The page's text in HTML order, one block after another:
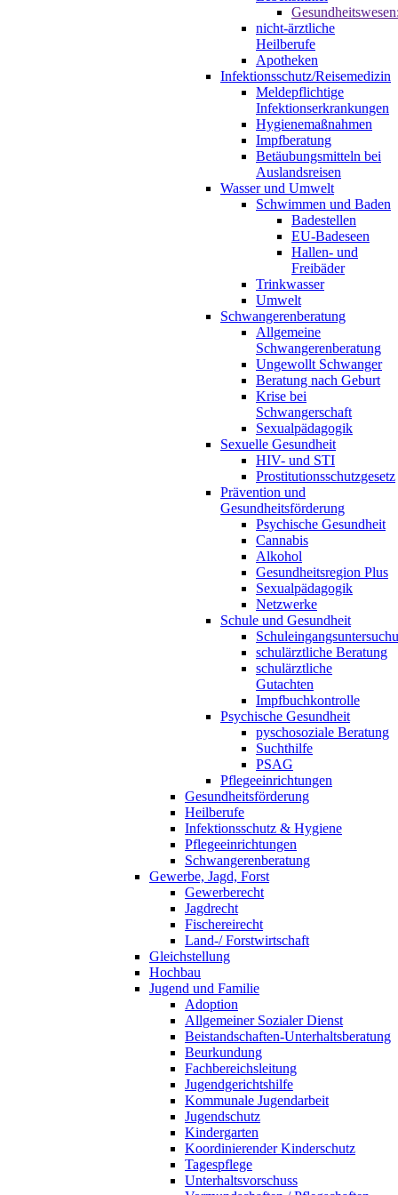
nicht-ärztliche
Heilberufe
Apotheken
Infektionsschutz/Reisemedizin
Meldepflichtige
Infektionserkrankungen
Hygienemaßnahmen
Impfberatung
Betäubungsmitteln bei
Auslandsreisen
Wasser und Umwelt
Schwimmen und Baden
Badestellen
EU-Badeseen
Hallen- und
Freibäder
Trinkwasser
Umwelt
Schwangerenberatung
Allgemeine
Schwangerenberatung
Ungewollt Schwanger
Beratung nach Geburt
Krise bei
Schwangerschaft
Sexualpädagogik
Sexuelle Gesundheit
HIV- und STI
Prostitutionsschutzgesetz
Prävention und
Gesundheitsförderung
Psychische Gesundheit
Cannabis
Alkohol
Gesundheitsregion Plus
Sexualpädagogik
Netzwerke
Schule und Gesundheit
schulärztliche Beratung
schulärztliche
Gutachten
Impfbuchkontrolle
Psychische Gesundheit
pyschosoziale Beratung
Suchthilfe
PSAG
Pflegeeinrichtungen
Gesundheitsförderung
Heilberufe
Infektionsschutz & Hygiene
Pflegeeinrichtungen
Schwangerenberatung
Gewerbe, Jagd, Forst
Gewerberecht
Jagdrecht
Fischereirecht
Land-/ Forstwirtschaft
Gleichstellung
Hochbau
Jugend und Familie
Adoption
Allgemeiner Sozialer Dienst
Beistandschaften-Unterhaltsberatung
Beurkundung
Fachbereichsleitung
Jugendgerichtshilfe
Kommunale Jugendarbeit
Jugendschutz
Kindergarten
Koordinierender Kinderschutz
Tagespflege
Unterhaltsvorschuss